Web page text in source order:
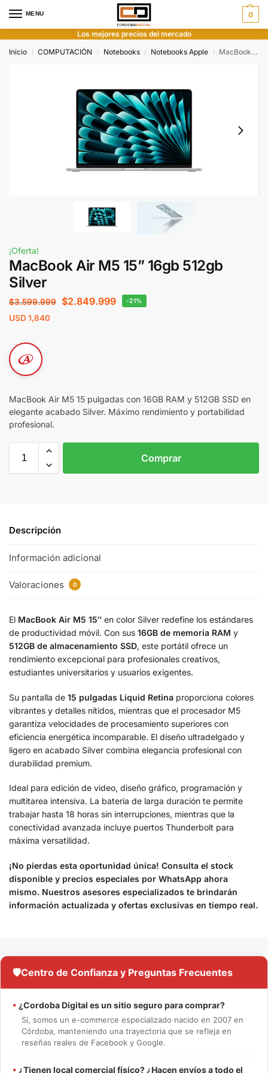
MENU 0
Los mejores precios del mercado
Inicio
/ COMPUTACIÓN / Notebooks / Notebooks Apple / MacBook Air M5 15” 16gb 512gb Silver
¡Oferta!
MacBook Air M5 15” 16gb 512gb
Silver
$3.599.999 $2.849.999
USD 1,840
-21%
MacBook Air M5 15 pulgadas con 16GB RAM y 512GB SSD en
elegante acabado Silver. Máximo rendimiento y portabilidad
profesional.
Comprar
Descripción
Información adicional
Valoraciones 0
El MacBook Air M5 15″ en color Silver redefine los estándares
de productividad móvil. Con sus 16GB de memoria RAM y
512GB de almacenamiento SSD, este portátil ofrece un
rendimiento excepcional para profesionales creativos,
estudiantes universitarios y usuarios exigentes.
Su pantalla de 15 pulgadas Liquid Retina proporciona colores
vibrantes y detalles nítidos, mientras que el procesador M5
garantiza velocidades de procesamiento superiores con
eficiencia energética incomparable. El diseño ultradelgado y
ligero en acabado Silver combina elegancia profesional con
durabilidad premium.
Ideal para edición de video, diseño gráfico, programación y
multitarea intensiva. La batería de larga duración te permite
trabajar hasta 18 horas sin interrupciones, mientras que la
conectividad avanzada incluye puertos Thunderbolt para
máxima versatilidad.
¡No pierdas esta oportunidad única! Consulta el stock
disponible y precios especiales por WhatsApp ahora
mismo. Nuestros asesores especializados te brindarán
información actualizada y ofertas exclusivas en tiempo real.
🛡️Centro de Confianza y Preguntas Frecuentes
• ¿Cordoba Digital es un sitio seguro para comprar?
Sí, somos un e-commerce especializado nacido en 2007 en
Córdoba, manteniendo una trayectoria que se refleja en
reseñas reales de Facebook y Google.
• ¿Tienen local comercial físico? ¿Hacen envíos a todo el